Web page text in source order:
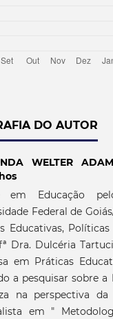
DO AUTOR
WELTER
em Educação
Federal de
Educativas,
Dra. Dulcéria
em Práticas
a pesquisar sobre a
na perspectiva
em "